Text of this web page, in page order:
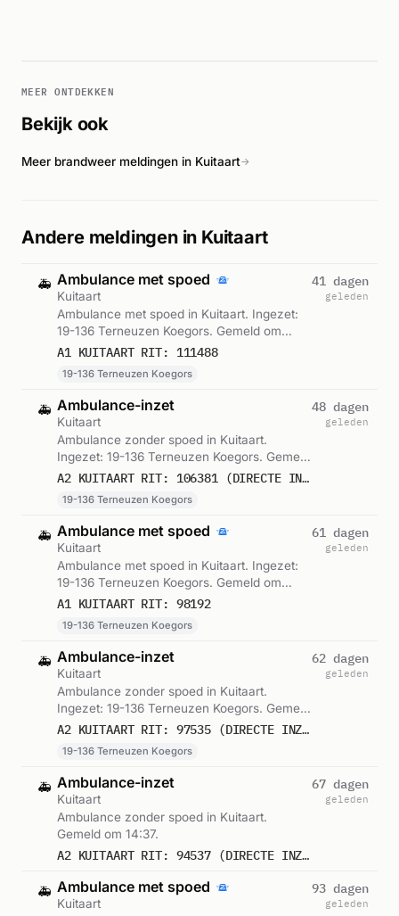
MEER ONTDEKKEN
Bekijk ook
Meer brandweer meldingen in Kuitaart→
Andere meldingen in Kuitaart
🚑 Ambulance met spoed
Kuitaart
Ambulance met spoed in Kuitaart. Ingezet:
19-136 Terneuzen Koegors. Gemeld om
23:49.
A1 KUITAART RIT: 111488
19-136 Terneuzen Koegors
41 dagen
geleden
🚑 Ambulance-inzet
Kuitaart
Ambulance zonder spoed in Kuitaart.
Ingezet: 19-136 Terneuzen Koegors. Gemeld
om 14:04.
A2 KUITAART RIT: 106381 (DIRECTE INZET: JA)
19-136 Terneuzen Koegors
48 dagen
geleden
🚑 Ambulance met spoed
Kuitaart
Ambulance met spoed in Kuitaart. Ingezet:
19-136 Terneuzen Koegors. Gemeld om
09:51.
A1 KUITAART RIT: 98192
19-136 Terneuzen Koegors
61 dagen
geleden
🚑 Ambulance-inzet
Kuitaart
Ambulance zonder spoed in Kuitaart.
Ingezet: 19-136 Terneuzen Koegors. Gemeld
om 09:24.
A2 KUITAART RIT: 97535 (DIRECTE INZET: JA)
19-136 Terneuzen Koegors
62 dagen
geleden
🚑 Ambulance-inzet
Kuitaart
Ambulance zonder spoed in Kuitaart.
Gemeld om 14:37.
A2 KUITAART RIT: 94537 (DIRECTE INZET: JA)
67 dagen
geleden
🚑 Ambulance met spoed
Kuitaart
93 dagen
geleden